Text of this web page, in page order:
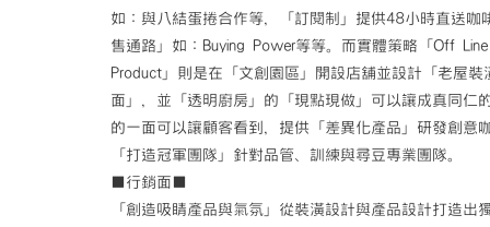
如：與八結蛋捲合作等，「訂閱制」提供48小時直送咖
售通路」如：Buying Power等等。而實體策略「Off Line
Product」則是在「文創園區」開設店舖並設計「老屋裝
面」，並「透明廚房」的「現點現做」可以讓成真同仁
的一面可以讓顧客看到，提供「差異化產品」研發創意
「打造冠軍團隊」針對品管、訓練與尋豆專業團隊。
■行銷面■
「創造吸睛產品與氣氛」從裝潢設計與產品設計打造出